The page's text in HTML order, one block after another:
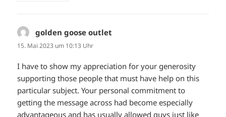
golden goose outlet
15. Mai 2023 um 10:13 Uhr
I have to show my appreciation for your generosity
supporting those people that must have help on this
particular subject. Your personal commitment to
getting the message across had become especially
advantageous and has usually allowed guys just like